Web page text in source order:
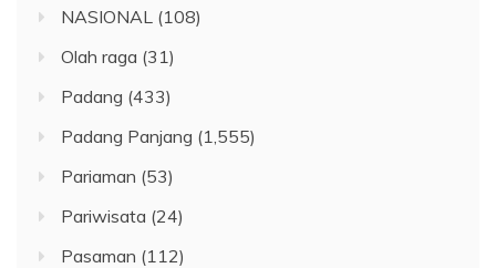
NASIONAL (108)
Olah raga (31)
Padang (433)
Padang Panjang (1,555)
Pariaman (53)
Pariwisata (24)
Pasaman (112)